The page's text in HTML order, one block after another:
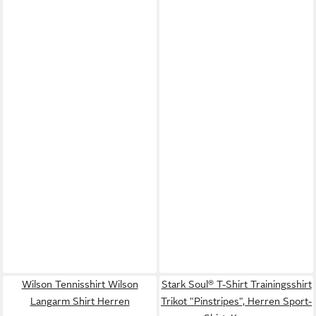
Wilson Tennisshirt Wilson
Langarm Shirt Herren
Stark Soul® T-Shirt Trainingsshirt
Trikot "Pinstripes", Herren Sport-